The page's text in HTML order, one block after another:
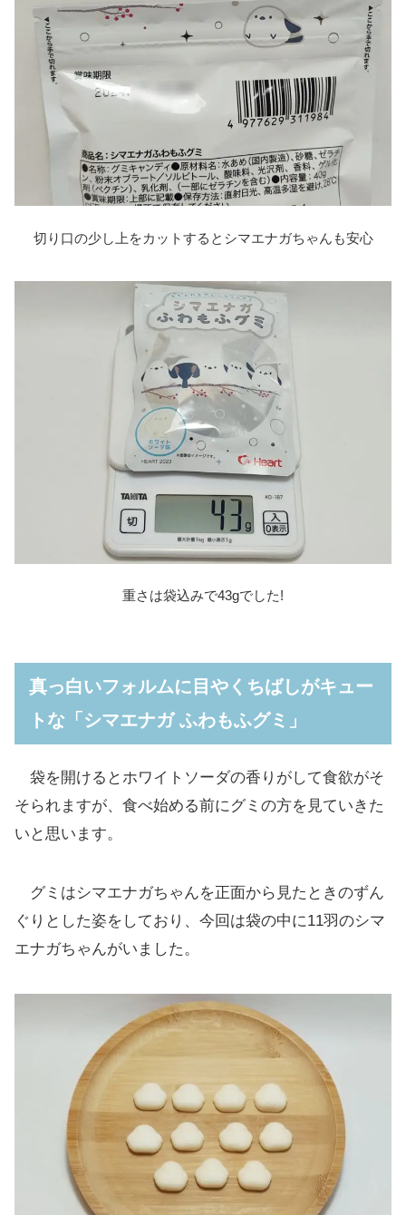
切り口の少し上をカットするとシマエナガちゃんも安心
重さは袋込みで43gでした!
真っ白いフォルムに目やくちばしがキュー
トな「シマエナガ ふわもふグミ」
袋を開けるとホワイトソーダの香りがして食欲がそ
そられますが、食べ始める前にグミの方を見ていきた
いと思います。
グミはシマエナガちゃんを正面から見たときのずん
ぐりとした姿をしており、今回は袋の中に11羽のシマ
エナガちゃんがいました。